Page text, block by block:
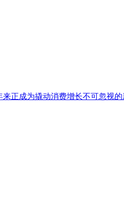
正成为撬动消费增长不可忽视